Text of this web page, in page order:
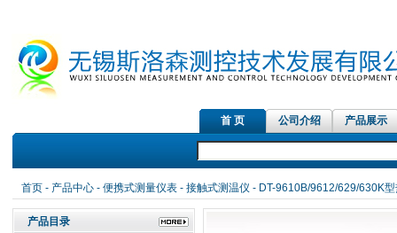
首 页 公司介绍 产品展示
首页- 产品中心- 便携式测量仪表- 接触式测温仪 - DT-9610B/9612/629/630K
产品目录